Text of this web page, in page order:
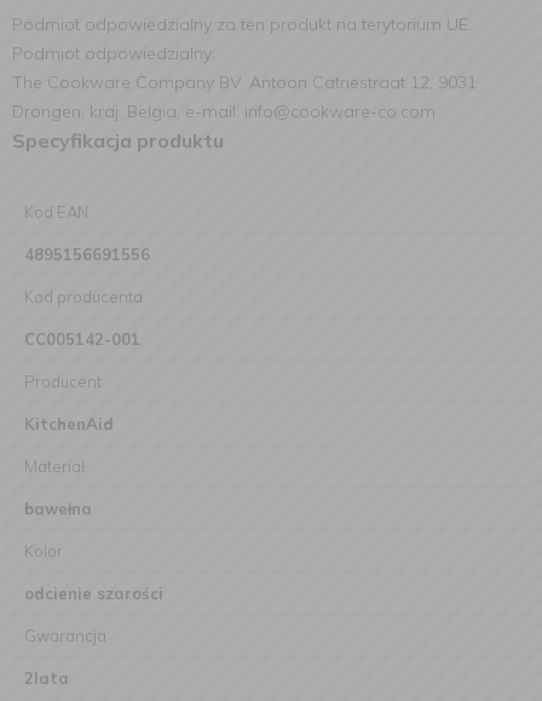
Podmiot odpowiedzialny za ten produkt na terytorium UE:
Podmiot odpowiedzialny:
The Cookware Company BV, Antoon Catriestraat 12, 9031
Drongen, kraj: Belgia, e-mail: info@cookware-co.com
Specyfikacja produktu
Kod EAN
4895156691556
Kod producenta
CC005142-001
Producent
KitchenAid
Materiał
bawełna
Kolor
odcienie szarości
Gwarancja
2lata